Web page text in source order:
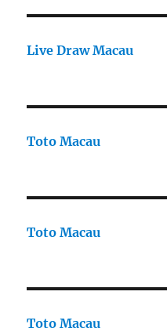
Live Draw Macau
Toto Macau
Toto Macau
Toto Macau